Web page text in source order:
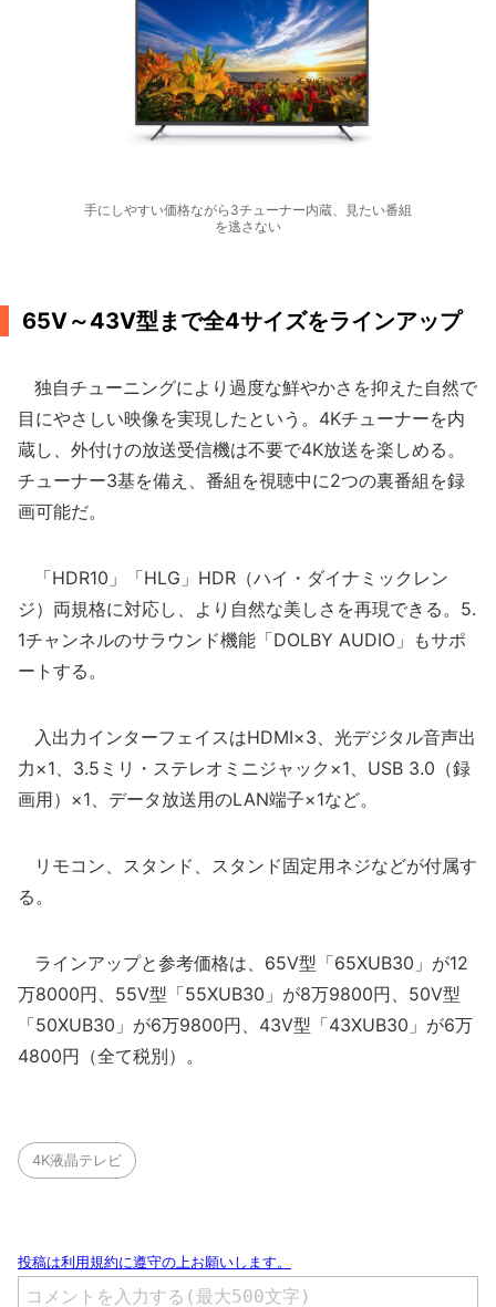
手にしやすい価格ながら3チューナー内蔵、見たい番組
を逃さない
65V～43V型まで全4サイズをラインアップ
独自チューニングにより過度な鮮やかさを抑えた自然で
目にやさしい映像を実現したという。4Kチューナーを内
蔵し、外付けの放送受信機は不要で4K放送を楽しめる。
チューナー3基を備え、番組を視聴中に2つの裏番組を録
画可能だ。
「HDR10」「HLG」HDR（ハイ・ダイナミックレン
ジ）両規格に対応し、より自然な美しさを再現できる。5.
1チャンネルのサラウンド機能「DOLBY AUDIO」もサポ
ートする。
入出力インターフェイスはHDMI×3、光デジタル音声出
力×1、3.5ミリ・ステレオミニジャック×1、USB 3.0（録
画用）×1、データ放送用のLAN端子×1など。
リモコン、スタンド、スタンド固定用ネジなどが付属す
る。
ラインアップと参考価格は、65V型「65XUB30」が12
万8000円、55V型「55XUB30」が8万9800円、50V型
「50XUB30」が6万9800円、43V型「43XUB30」が6万
4800円（全て税別）。
4K液晶テレビ